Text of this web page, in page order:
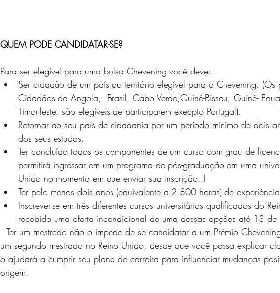
QUEM PODE CANDIDATAR-SE?
Para ser elegível para uma bolsa Chevening você deve:
Ser cidadão de um país ou território elegível para o Chevening. (Os
Cidadãos da Angola,  Brasil, Cabo Verde,Guiné-Bissau, Guiné-
Timor-leste, são elegíveis de participarem execpto Portugal).
Retornar ao seu país de cidadania por um período mínimo de dois
dos seus estudos.
Ter concluído todos os componentes de um curso com grau de
permitirá ingressar em um programa de pós-graduação em uma
Unido no momento em que enviar sua inscrição. I
Ter pelo menos dois anos (equivalente a 2.800 horas) de
Inscrever-se em três diferentes cursos universitários qualificados do
recebido uma oferta incondicional de uma dessas opções até 13
um segundo mestrado no Reino Unido, desde que você possa explicar
o ajudará a cumprir seu plano de carreira para influenciar mudanças
origem.